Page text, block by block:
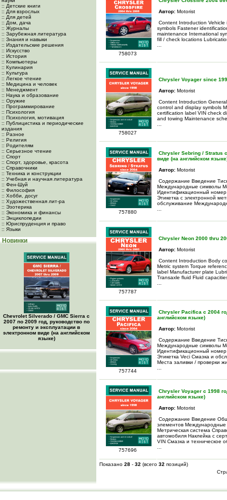
:: Детские книги
:: Для взрослых
:: Для детей
:: Дом, дача
:: Журналы
:: Зарубежная литература
:: Знания и навыки
:: Издательские решения
:: Искусство
:: История
:: Компьютеры
:: Кулинария
:: Культура
:: Легкое чтение
:: Медицина и человек
:: Менеджмент
:: Наука и образование
:: Оружие
:: Программирование
:: Психология
:: Психология, мотивация
:: Публицистика и периодические
издания
:: Разное
:: Религия
:: Родителям
:: Серьезное чтение
:: Спорт
:: Спорт, здоровье, красота
:: Справочники
:: Техника и конструкции
:: Учебная и научная литература
:: Фен-Шуй
:: Философия
:: Хобби, досуг
:: Художественная лит-ра
:: Эзотерика
:: Экономика и финансы
:: Энциклопедии
:: Юриспруденция и право
:: Языки
Новинки
Chevrolet Silverado / GMC Sierra с
2007 по 2009 год, руководство по
ремонту и эксплуатации в
электронном виде (на английском
языке)
758073
Автор: Motorist
Content Introduction Vehicle
symbols Fastener
maintenance International
fill / check locations
758027
Chrysler Voyager since
Автор: Motorist
Content Introduction
control and display symbols
certification label VIN check
and towing Maintenance
757880
Chrysler Sebring / Stratus
виде (на английском
Автор: Motorist
Содержание Введение
Международные символы
Идентификационный номер
Этикетка с электронной
обслуживание
757787
Chrysler Neon 2000 thru
Автор: Motorist
Content Introduction Body
Metric system Torque
label Manufacturer plate
Transaxle fluid Fluid
757744
Chrysler Pacifica c 2004
английском языке)
Автор: Motorist
Содержание Введение
Международные символы
Идентификационный номер
Этикетка Veci Смазка и
Места заливки / проверки
757696
Chrysler Voyager c 1998
английском языке)
Автор: Motorist
Содержание Введение
элементов Международные
Метрическая система
автомобиля Наклейка с
VIN Смазка и техническое
Показано 28 - 32 (всего 32 позиций)